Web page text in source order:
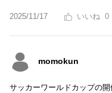
2025/11/17 0
momokun
サッカーワールドカップの